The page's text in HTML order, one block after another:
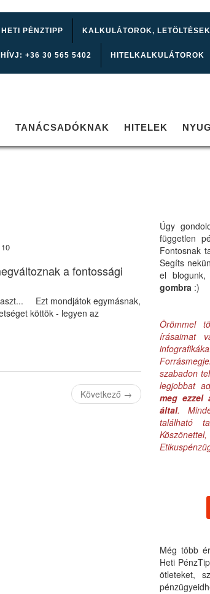
HETI PÉNZTIPP KALKULÁTOROK, LETÖLTÉSEK
+36 30 565 5402 HITELKALKULÁTOROK
TANÁCSADÓKNAK HITELEK
a fontossági
Ezt mondjátok egymásnak,
köttök - legyen az
Következő →
Úgy
független
Fontosnak
Segíts
el blogunk,
gombra :)
Örömmel
írásaimat
szabadon
legjobbat
meg ezzel
által.
található
Még több
Heti
ötleteket,